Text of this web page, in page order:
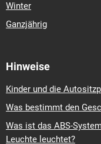
Winter
Ganzjährig
Hinweise
Kinder und die
Was bestimmt den
Was ist das ABS-
Leuchte leuchtet?